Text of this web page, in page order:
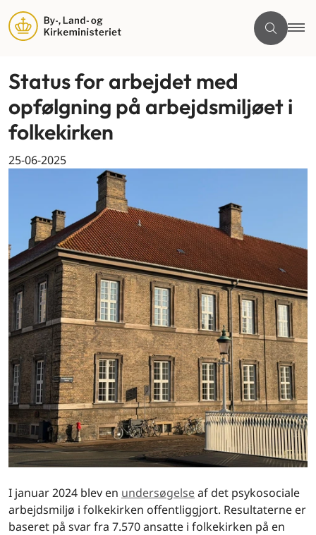
Status for arbejdet med
opfølgning på arbejdsmiljøet i
folkekirken
25-06-2025
I januar 2024 blev en undersøgelseaf det psykosociale
arbejdsmiljø i folkekirken offentliggjort. Resultaterne er
baseret på svar fra 7.570 ansatte i folkekirken på en